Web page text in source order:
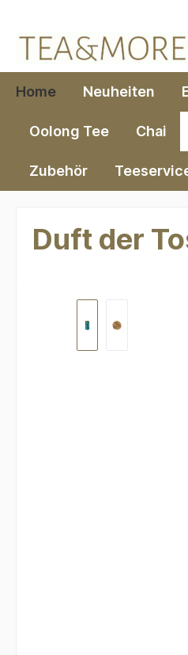
Home Neuheiten
Oolong Tee Chai
Zubehör
Duft der